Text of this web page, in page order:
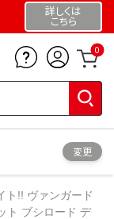
詳しくは
こちら
0
変更
ト!! ヴァンガード
ブシロード デ